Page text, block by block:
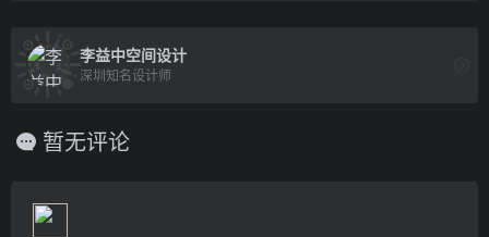
李益中空间设计
深圳知名设计师
暂无评论